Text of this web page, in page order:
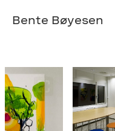
Bente Bøyesen